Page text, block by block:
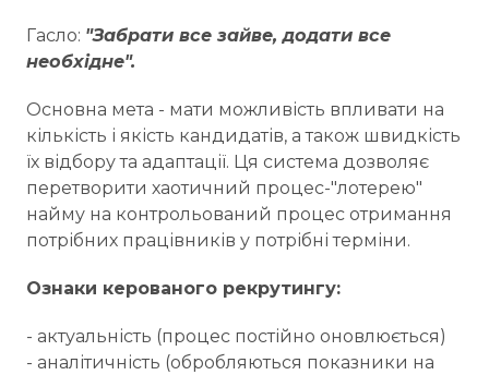
Гасло: "Забрати все зайве, додати все
необхідне".
Основна мета - мати можливість впливати на
кількість і якість кандидатів, а також швидкість
їх відбору та адаптації. Ця система дозволяє
перетворити хаотичний процес-"лотерею"
найму на контрольований процес отримання
потрібних працівників у потрібні терміни.
Ознаки керованого рекрутингу:
- актуальність (процес постійно оновлюється)
- аналітичність (обробляються показники на